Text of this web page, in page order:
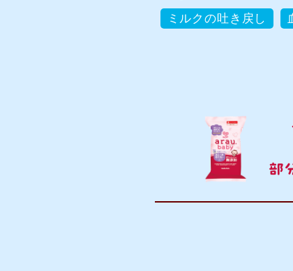
ミルクの吐き戻し
部